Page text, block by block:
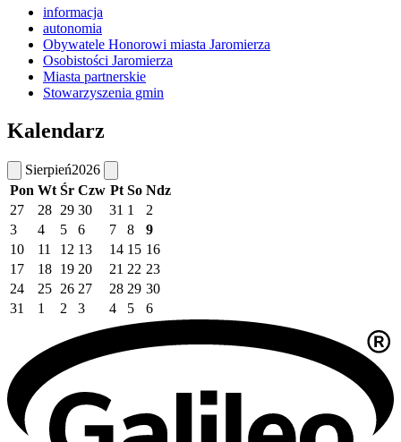
informacja
autonomia
Obywatele Honorowi miasta Jaromierza
Osobistości Jaromierza
Miasta partnerskie
Stowarzyszenia gmin
Kalendarz
Sierpień2026
Pon Wt Śr Czw Pt So Ndz
27
28 29 30 31 1
2
3
4 5 6 7 8
9
10
11 12 13 14 15 16
17
18 19 20 21 22 23
24
25 26 27 28 29 30
31
1 2 3 4 5 6